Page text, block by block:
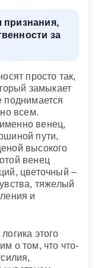
и тому
— означает
признания,
за
просто так,
замыкает
поднимается
всем.
венец,
пути,
высокого
венец
цветочный –
тяжелый
и
этого
о том, что что-